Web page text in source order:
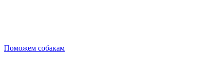
Поможем собакам